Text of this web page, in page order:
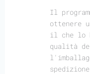
Il
ottenere
il che lo
qualità